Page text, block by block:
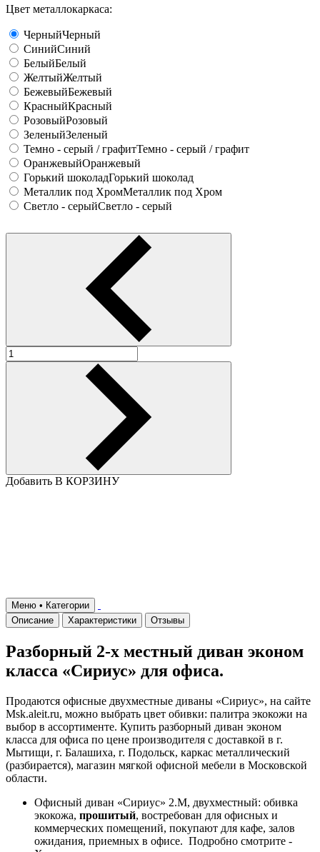
Цвет металлокаркаса:
ЧерныйЧерный
СинийСиний
БелыйБелый
ЖелтыйЖелтый
БежевыйБежевый
КрасныйКрасный
РозовыйРозовый
ЗеленыйЗеленый
Темно - серый / графитТемно - серый / графит
ОранжевыйОранжевый
Горький шоколадГорький шоколад
Металлик под ХромМеталлик под Хром
Светло - серыйСветло - серый
Добавить В КОРЗИНУ
Меню • Категории
Описание
Характеристики Отзывы
Разборный 2-х местный диван эконом
класса «Сириус» для офиса.
Продаются офисные двухместные диваны «Сириус», на сайте
Msk.aleit.ru, можно выбрать цвет обивки: палитра экокожи на
выбор в ассортименте. Купить разборный диван эконом
класса для офиса по цене производителя с доставкой в г.
Мытищи, г. Балашиха, г. Подольск, каркас металлический
(разбирается), магазин мягкой офисной мебели в Московской
области.
Офисный диван «Сириус» 2.М, двухместный: обивка
экокожа, прошитый, востребован для офисных и
коммерческих помещений, покупают для кафе, залов
ожидания, приемных в офисе. Подробно смотрите -